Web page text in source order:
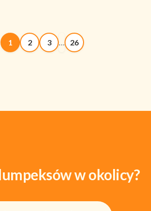
1 2 3 … 26
w okolicy?